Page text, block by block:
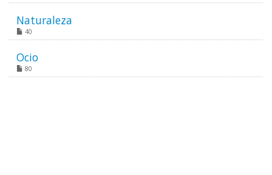
Naturaleza
40
Ocio
80